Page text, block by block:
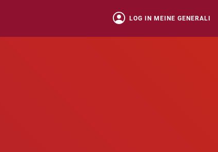
LOG IN MEINE GENERALI